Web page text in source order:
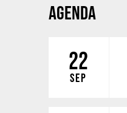
AGENDA
22
SEP